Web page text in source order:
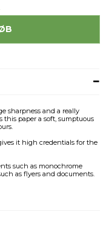
sharpness and a really
this paper a soft, sumptuous
it high credentials for the
such as monochrome
as flyers and documents.